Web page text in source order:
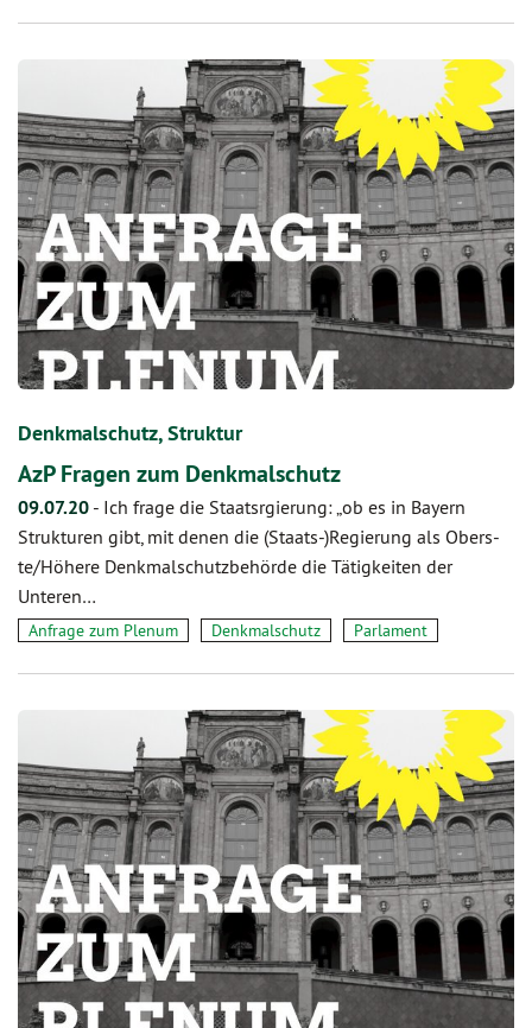
Denkmalschutz, Struktur
AzP Fragen zum Denkmalschutz
09.07.20 - Ich frage die Staatsrgierung: „ob es in Bayern
Strukturen gibt, mit denen die (Staats-)Regierung als Obers-
te/Höhere Denkmalschutzbehörde die Tätigkeiten der
Unteren…
Anfrage zum Plenum Denkmalschutz Parlament